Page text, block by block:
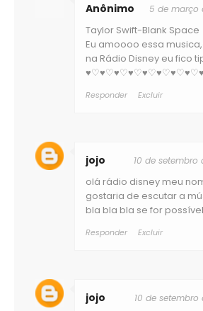
jojo 10 de setembro
jojo 10 de setembro
olá rádio disney meu
gostaria de escutar a
bla bla bla se for possível
Responder Excluir
Anônimo 5 de março
Taylor Swift-Blank Space
Eu amoooo essa
na Rádio Disney eu fico
Responder Excluir